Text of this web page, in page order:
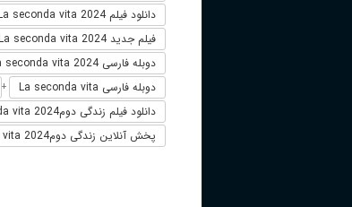
دانلود فیلم La seconda vita 2024 لینک مستقیم
فیلم جدید La seconda vita 2024
دوبله فارسی La seconda vita 2024
دوبله فارسی La seconda vita +
دانلود فیلم زندگی دومLa seconda vita 2024
پخش آنلاین زندگی دومLa seconda vita 2024